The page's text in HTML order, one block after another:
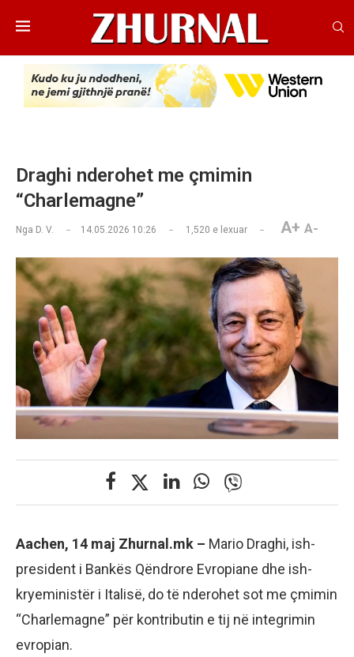
Draghi nderohet me çmimin
“Charlemagne”
Nga D. V. 14.05.2026 10:26 1,520 e lexuar A+ A-
Aachen, 14 maj Zhurnal.mk – Mario Draghi, ish-
president i Bankës Qëndrore Evropiane dhe ish-
kryeministër i Italisë, do të nderohet sot me çmimin
“Charlemagne” për kontributin e tij në integrimin
evropian.